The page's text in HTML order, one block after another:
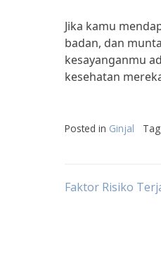
Jika kamu
badan, dan
kesayanganmu
kesehatan
Posted in Ginjal
Post
Faktor Risiko